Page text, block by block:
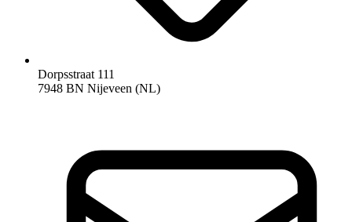
Dorpsstraat 111
7948 BN Nijeveen (NL)